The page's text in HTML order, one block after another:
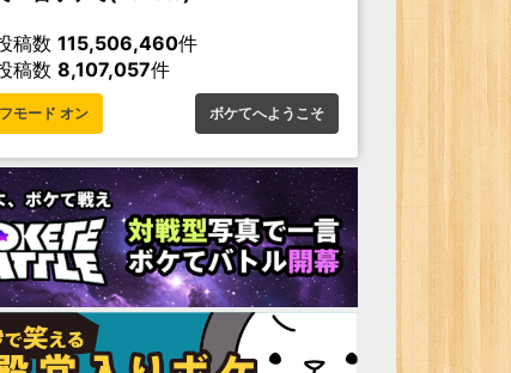
稿数 115,506,460件
稿数 8,107,057件
モード オン ボケてへようこそ